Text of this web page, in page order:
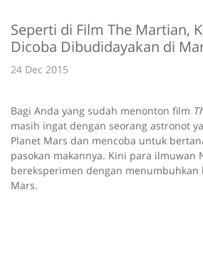
Seperti di Film The Martian,
Dicoba Dibudidayakan di
24 Dec 2015
Bagi Anda yang sudah menonton film
masih ingat dengan seorang astronot
Planet Mars dan mencoba untuk
pasokan makannya. Kini para ilmuwan
bereksperimen dengan menumbuhkan
Mars.